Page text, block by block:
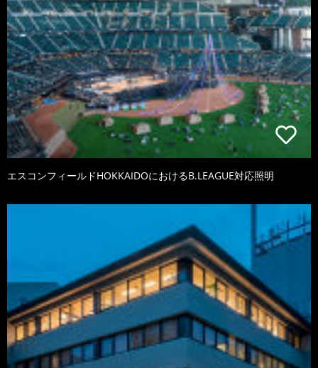
エスコンフィールドHOKKAIDOにおけるB.LEAGUE対応照明